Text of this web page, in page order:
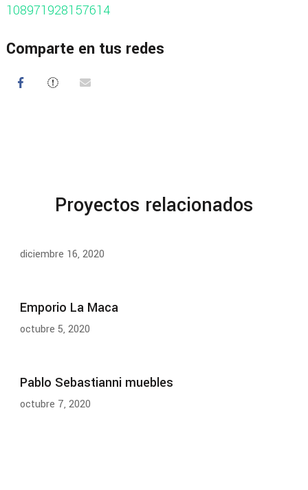
108971928157614
Comparte en tus redes
Proyectos relacionados
diciembre 16, 2020
Emporio La Maca
octubre 5, 2020
Pablo Sebastianni muebles
octubre 7, 2020